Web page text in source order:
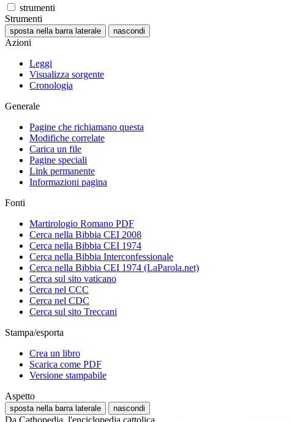
strumenti
Strumenti
sposta nella barra laterale nascondi
Azioni
Leggi
Visualizza sorgente
Cronologia
Generale
Pagine che richiamano questa
Modifiche correlate
Carica un file
Pagine speciali
Link permanente
Informazioni pagina
Fonti
Martirologio Romano PDF
Cerca nella Bibbia CEI 2008
Cerca nella Bibbia CEI 1974
Cerca nella Bibbia Interconfessionale
Cerca nella Bibbia CEI 1974 (LaParola.net)
Cerca sul sito vaticano
Cerca nel CCC
Cerca nel CDC
Cerca sul sito Treccani
Stampa/esporta
Crea un libro
Scarica come PDF
Versione stampabile
Aspetto
sposta nella barra laterale nascondi
Da Cathopedia, l'enciclopedia cattolica.